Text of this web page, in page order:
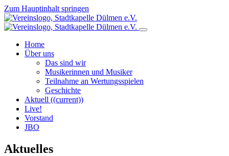
Zum Hauptinhalt springen
Home
Über uns
Das sind wir
Musikerinnen und Musiker
Teilnahme an Wertungsspielen
Geschichte
Aktuell ((current))
Live!
Vorstand
JBO
Aktuelles